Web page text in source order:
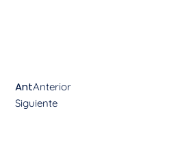
AntAnterior
Siguiente